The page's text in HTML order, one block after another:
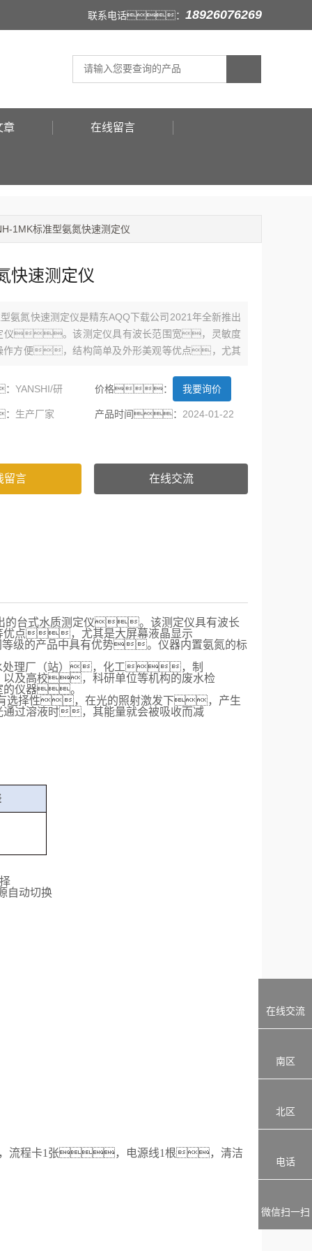
联系电话： 18926076269
章 在线留言
1MK标准型氨氮快速测定仪
快速测定仪
氨氮快速测定仪是精东AQQ下载公司2021年全新推出
仪。该测定仪具有波长范围宽，灵敏度
方便，结构简单及外形美观等优点，尤其
在同等级的产品中具有优势。
YANSHI/研 价格： 我要询价
生产厂家 产品时间： 2024-01-22
留言 在线交流
的台式水质测定仪。 该测定仪具有波长
优点，尤其是大屏幕液晶显示
级的产品中具有优势。 仪器内置氨氮的标
理厂（站） ， 化工， 制
及高校， 科研单位等机构的废水检
的仪器。
选择性，在光的照射激发下，产生
过溶液时，其能量就会被吸收而减
自动切换
流程卡1张， 电源线1根，清洁
在线交流
南区
北区
电话
微信扫一扫